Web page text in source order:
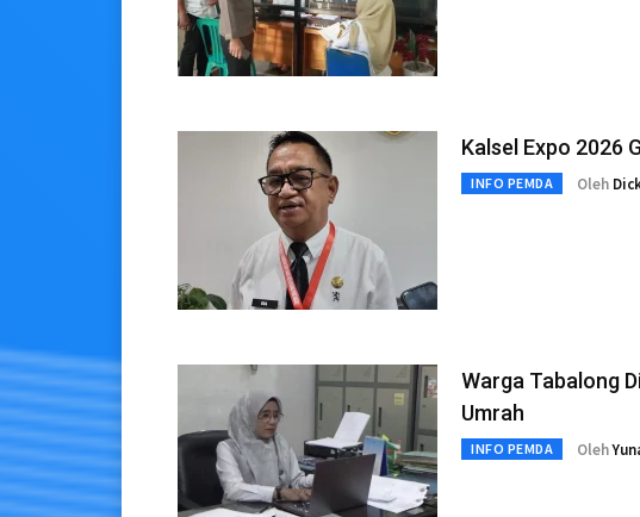
Kalsel Expo 2026
INFO PEMDA Oleh
Warga Tabalong
Umrah
INFO PEMDA Oleh